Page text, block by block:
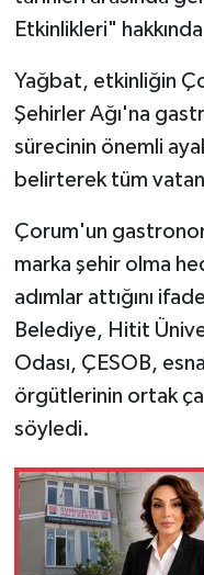
Etkinlikleri"
Yağbat, etkinliğin
Şehirler Ağı'na
sürecinin önemli
belirterek tüm
Çorum'un
marka şehir olma
adımlar attığını
Belediye, Hitit
Odası, ÇESOB,
örgütlerinin ortak
söyledi.